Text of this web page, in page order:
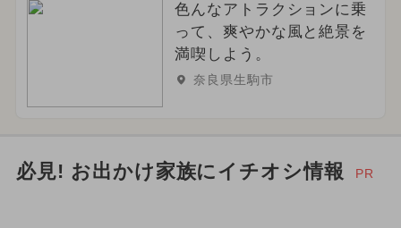
色んなアトラクションに乗
って、爽やかな風と絶景を
満喫しよう。
奈良県生駒市
必見! お出かけ家族にイチオシ情報 PR